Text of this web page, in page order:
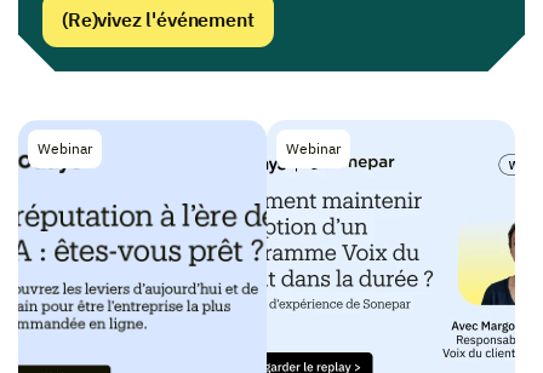
(Re)vivez l'événement
Webinar Webinar